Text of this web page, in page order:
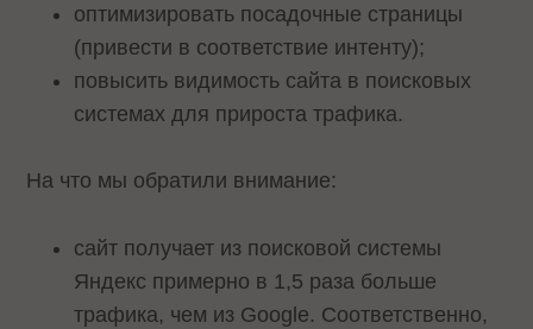
оптимизировать посадочные страницы
(привести в соответствие интенту);
повысить видимость сайта в поисковых
системах для прироста трафика.
На что мы обратили внимание:
сайт получает из поисковой системы
Яндекс примерно в 1,5 раза больше
трафика, чем из Google. Соответственно,